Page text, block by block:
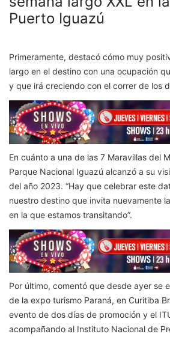
Puerto
Primeramente, destacó cómo muy
largo en el destino con una ocupación
y que irá creciendo con el correr de los
En cuánto a una de las 7 Maravillas del
Parque Nacional Iguazú alcanzó a su
del año 2023. “Hay que celebrar este
nuestro destino que invita nuevamente
en la que estamos transitando”.
Por último, comentó que desde ayer se
de la expo turismo Paraná, en Curitiba
evento de dos días de promoción y el
acompañando al Instituto Nacional de